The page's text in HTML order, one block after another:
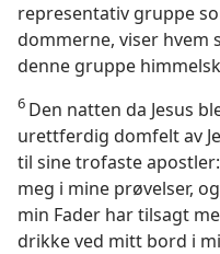
representativ gruppe
dommerne, viser hvem
denne gruppe
6 Den natten da Jesus
urettferdig domfelt av
til sine trofaste
meg i mine prøvelser,
min Fader hartilsagt
drikke ved mitt bord i